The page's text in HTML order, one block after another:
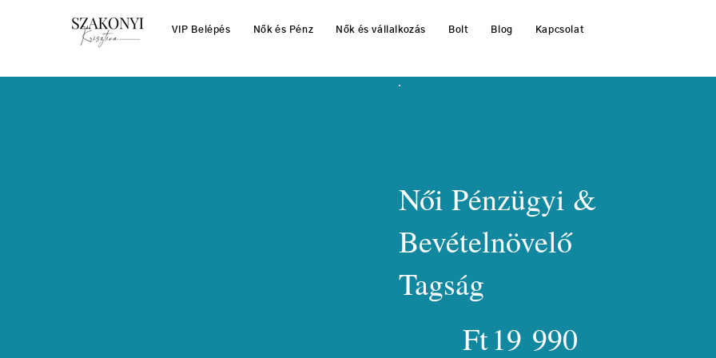
VIP Belépés Nők és Pénz Nők és vállalkozás Bolt Blog Kapcsolat
Női Pénzügyi &
Bevételnövelő
Tagság
Ft19 990